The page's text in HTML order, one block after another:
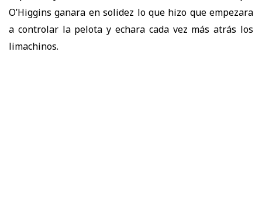
O’Higgins ganara en solidez lo que hizo que empezara
a controlar la pelota y echara cada vez más atrás los
limachinos.